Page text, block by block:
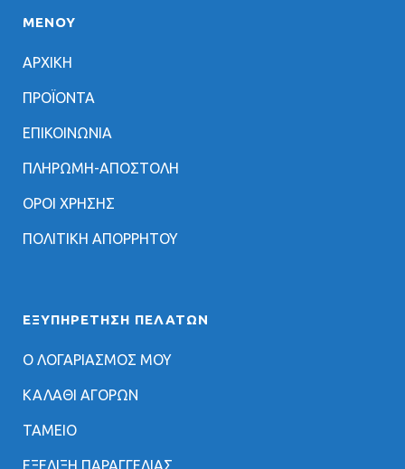
ΜΕΝΟΥ
ΑΡΧΙΚΗ
ΠΡΟΪΟΝΤΑ
ΕΠΙΚΟΙΝΩΝΙΑ
ΠΛΗΡΩΜΗ-ΑΠΟΣΤΟΛΗ
ΟΡΟΙ ΧΡΗΣΗΣ
ΠΟΛΙΤΙΚΗ ΑΠΟΡΡΗΤΟΥ
ΕΞΥΠΗΡΈΤΗΣΗ ΠΕΛΑΤΏΝ
Ο ΛΟΓΑΡΙΑΣΜΟΣ ΜΟΥ
ΚΑΛΑΘΙ ΑΓΟΡΩΝ
ΤΑΜΕΙΟ
ΕΞΕΛΙΞΗ ΠΑΡΑΓΓΕΛΙΑΣ